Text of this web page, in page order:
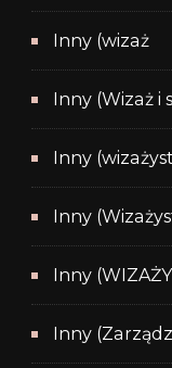
Inny (wizaż
Inny (Wizaż i
Inny
Inny
Inny
Inny